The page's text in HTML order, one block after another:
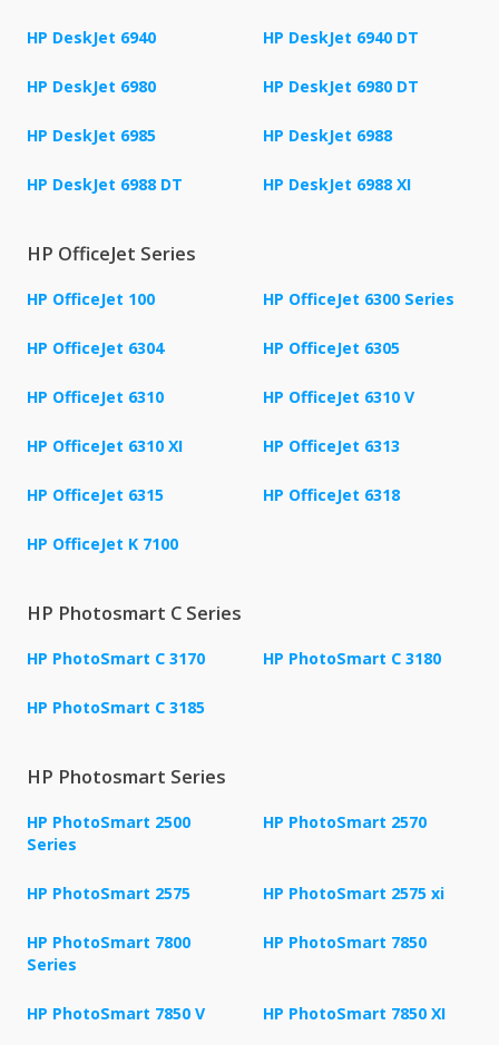
HP DeskJet 6940 HP DeskJet 6940 DT
HP DeskJet 6980 HP DeskJet 6980 DT
HP DeskJet 6985 HP DeskJet 6988
HP DeskJet 6988 DT HP DeskJet 6988 XI
HP OfficeJet Series
HP OfficeJet 100 HP OfficeJet 6300 Series
HP OfficeJet 6304 HP OfficeJet 6305
HP OfficeJet 6310 HP OfficeJet 6310 V
HP OfficeJet 6310 XI HP OfficeJet 6313
HP OfficeJet 6315 HP OfficeJet 6318
HP OfficeJet K 7100
HP Photosmart C Series
HP PhotoSmart C 3170 HP PhotoSmart C 3180
HP PhotoSmart C 3185
HP Photosmart Series
HP PhotoSmart 2500
Series
HP PhotoSmart 2570
HP PhotoSmart 2575 HP PhotoSmart 2575 xi
HP PhotoSmart 7800
Series
HP PhotoSmart 7850
HP PhotoSmart 7850 V HP PhotoSmart 7850 XI